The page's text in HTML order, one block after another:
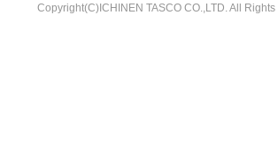
Copyright(C)ICHINEN TASCO CO.,LTD. All